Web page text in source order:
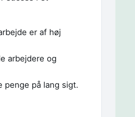
er af høj
arbejdere og
penge på lang sigt.